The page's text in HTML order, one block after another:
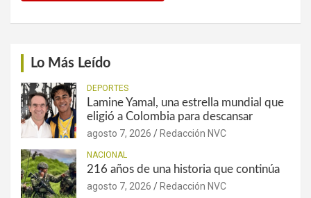
Lo Más Leído
DEPORTES
Lamine Yamal, una estrella mundial que
eligió a Colombia para descansar
agosto 7, 2026 Redacción NVC
NACIONAL
216 años de una historia que continúa
agosto 7, 2026 Redacción NVC